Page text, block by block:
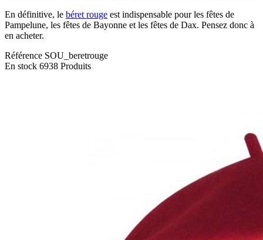
En définitive, le béret rouge est indispensable pour les fêtes de
Pampelune, les fêtes de Bayonne et les fêtes de Dax. Pensez donc à
en acheter.
Référence SOU_beretrouge
En stock 6938 Produits